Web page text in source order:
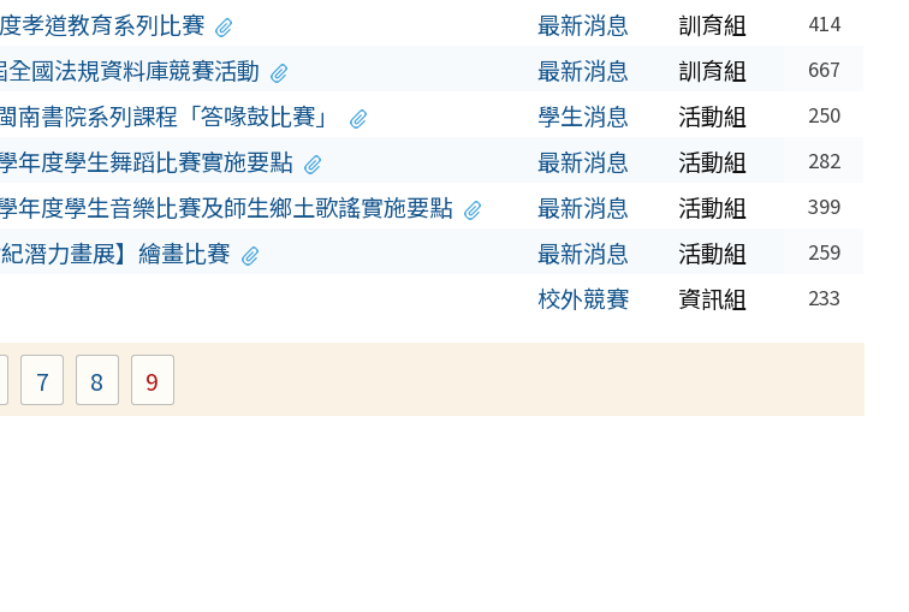
孝道教育系列比賽 最新消息 訓育組 414
全國法規資料庫競賽活動 最新消息 訓育組 667
南書院系列課程「答喙鼓比賽」 學生消息 活動組 250
年度學生舞蹈比賽實施要點 最新消息 活動組 282
年度學生音樂比賽及師生鄉土歌謠實施要點 最新消息 活動組 399
紀潛力畫展】繪畫比賽 最新消息 活動組 259
校外競賽 資訊組 233
Page Page
7 Page
8 9